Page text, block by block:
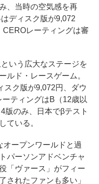
、当時の空気感を再
ディスク版が9,072
CEROレーティングは審
いう広大なステージを
ルド・レースゲーム。
スク版が9,072円、ダウ
ティングはB（12歳以
版のみ、日本でβテスト
ている。
ープンワールドと過
パーソンアドベンチャ
「ヴァース」がフィー
されたファンも多い」